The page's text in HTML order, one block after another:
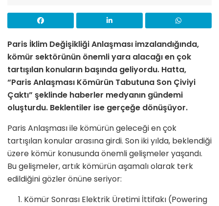
Paris İklim Değişikliği Anlaşması imzalandığında,
kömür sektörünün önemli yara alacağı en çok
tartışılan konuların başında geliyordu. Hatta,
“Paris Anlaşması Kömürün Tabutuna Son Çiviyi
Çaktı” şeklinde haberler medyanın gündemi
oluşturdu. Beklentiler ise gerçeğe dönüşüyor.
Paris Anlaşması ile kömürün geleceği en çok
tartışılan konular arasına girdi. Son iki yılda, beklendiği
üzere kömür konusunda önemli gelişmeler yaşandı.
Bu gelişmeler, artık kömürün aşamalı olarak terk
edildiğini gözler önüne seriyor:
Kömür Sonrası Elektrik Üretimi İttifakı (Powering